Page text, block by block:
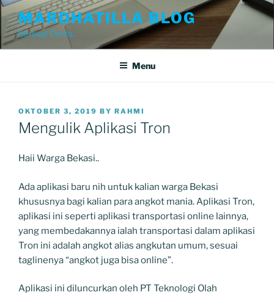
Skip
to
content
MARDHATILLA BLOG
Berbagi Cerita..
Menu
POSTED
ON
OKTOBER 3, 2019 BY RAHMI
Mengulik Aplikasi Tron
Haii Warga Bekasi..
Ada aplikasi baru nih untuk kalian warga Bekasi
khususnya bagi kalian para angkot mania. Aplikasi Tron,
aplikasi ini seperti aplikasi transportasi online lainnya,
yang membedakannya ialah transportasi dalam aplikasi
Tron ini adalah angkot alias angkutan umum, sesuai
taglinenya “angkot juga bisa online”.
Aplikasi ini diluncurkan oleh PT Teknologi Olah